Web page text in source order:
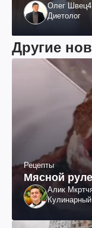
Олег Швец
Диетолог
Другие
Рецепты
Мясной
Алик